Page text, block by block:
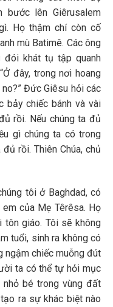
bước lên Giêrusalem
Họ thậm chí còn cố
mù Batimê. Các ông
đói khát tụ tập quanh
đây, trong nơi hoang
Đức Giêsu hỏi các
bảy chiếc bánh và vài
rồi. Nếu chúng ta đủ
gì chúng ta có trong
rồi. Thiên Chúa, chủ
tôi ở Baghdad, có
của Mẹ Têrêsa. Họ
giáo. Tôi sẽ không
tuổi, sinh ra không có
ngậm chiếc muỗng đút
ta có thể tự hỏi mục
bé trong vùng đất
ra sự khác biệt nào